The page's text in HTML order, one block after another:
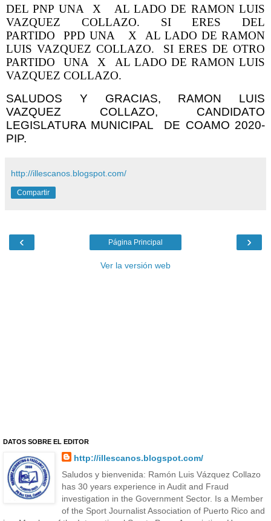
DEL PNP UNA X AL LADO DE RAMON LUIS
VAZQUEZ COLLAZO. SI ERES DEL
PARTIDO PPD UNA X AL LADO DE RAMON
LUIS VAZQUEZ COLLAZO. SI ERES DE OTRO
PARTIDO UNA X AL LADO DE RAMON LUIS
VAZQUEZ COLLAZO.
SALUDOS Y GRACIAS, RAMON LUIS
VAZQUEZ COLLAZO, CANDIDATO
LEGISLATURA MUNICIPAL DE COAMO 2020-
PIP.
http://illescanos.blogspot.com/
Compartir
‹ ›
Página Principal
Ver la versión web
DATOS SOBRE EL EDITOR
http://illescanos.blogspot.com/
Saludos y bienvenida: Ramón Luis Vázquez Collazo
has 30 years experience in Audit and Fraud
investigation in the Government Sector. Is a Member
of the Sport Journalist Association of Puerto Rico and